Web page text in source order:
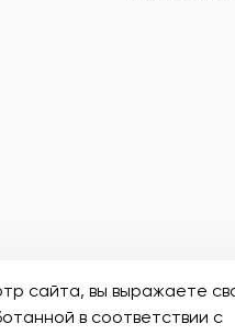
сайта, вы выражаете
в соответствии с